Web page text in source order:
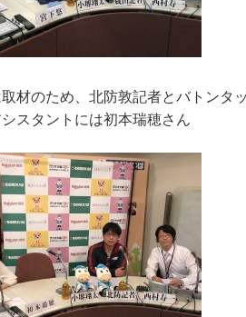
材のため、北防敦記者とバトンタ
スタントには初本瑞穂さん